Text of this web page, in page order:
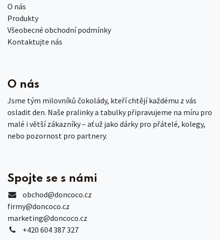
O nás
Produkty
Všeobecné obchodní podmínky
Kontaktujte nás
O nás
Jsme tým milovníků čokolády, kteří chtějí každému z vás
osladit den. Naše pralinky a tabulky připravujeme na míru pro
malé i větší zákazníky – ať už jako dárky pro přátelé, kolegy,
nebo pozornost pro partnery.
Spojte se s námi
obchod@doncoco.cz
firmy@doncoco.cz
marketing@doncoco.cz
+420 604 387 327